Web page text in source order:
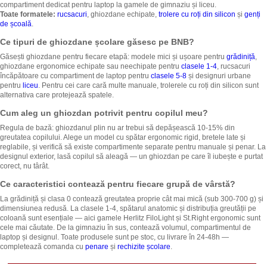
compartiment dedicat pentru laptop la gamele de gimnaziu și liceu.
Toate formatele: rucsacuri, ghiozdane echipate, trolere cu roți din silicon și genți
de școală.
Ce tipuri de ghiozdane școlare găsesc pe BNB?
Găsești ghiozdane pentru fiecare etapă: modele mici și ușoare pentru grădiniță,
ghiozdane ergonomice echipate sau neechipate pentru clasele 1-4, rucsacuri
încăpătoare cu compartiment de laptop pentru clasele 5-8 și designuri urbane
pentru liceu. Pentru cei care cară multe manuale, trolerele cu roți din silicon sunt
alternativa care protejează spatele.
Cum aleg un ghiozdan potrivit pentru copilul meu?
Regula de bază: ghiozdanul plin nu ar trebui să depășească 10-15% din
greutatea copilului. Alege un model cu spătar ergonomic rigid, bretele late și
reglabile, și verifică să existe compartimente separate pentru manuale și penar. La
designul exterior, lasă copilul să aleagă — un ghiozdan pe care îl iubește e purtat
corect, nu târât.
Ce caracteristici contează pentru fiecare grupă de vârstă?
La grădiniță și clasa 0 contează greutatea proprie cât mai mică (sub 300-700 g) și
dimensiunea redusă. La clasele 1-4, spătarul anatomic și distribuția greutății pe
coloană sunt esențiale — aici gamele Herlitz FiloLight și St.Right ergonomic sunt
cele mai căutate. De la gimnaziu în sus, contează volumul, compartimentul de
laptop și designul. Toate produsele sunt pe stoc, cu livrare în 24-48h —
completează comanda cu penare și rechizite școlare.